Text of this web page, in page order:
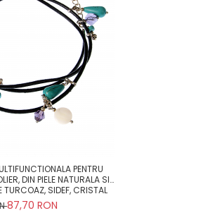
PENTRU
DIN PIELE NATURALA SI
TURCOAZ, SIDEF, CRISTAL
HELIX
87,70 RON